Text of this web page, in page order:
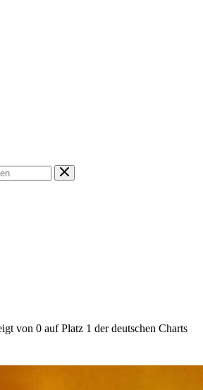
von 0 auf Platz 1 der deutschen Charts